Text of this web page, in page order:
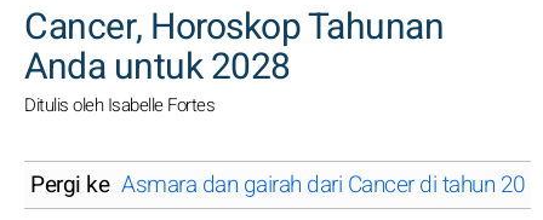
Cancer, Horoskop Tahunan
Anda untuk 2028
Ditulis oleh Isabelle Fortes
Pergi ke Asmara dan gairah dari Cancer di tahun